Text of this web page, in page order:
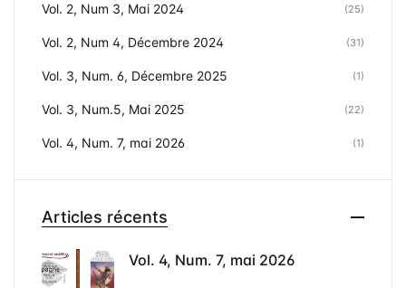
Vol. 2, Num 3, Mai 2024 (25)
Vol. 2, Num 4, Décembre 2024 (31)
Vol. 3, Num. 6, Décembre 2025 (1)
Vol. 3, Num.5, Mai 2025 (22)
Vol. 4, Num. 7, mai 2026 (1)
Articles récents
Vol. 4, Num. 7, mai 2026